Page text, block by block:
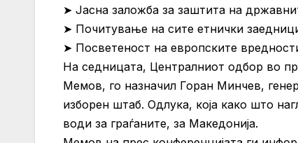
➤ Јасна заложба за заштита на
➤ Почитување на сите етнички
➤ Посветеност на европските
На седницата, Централниот одбор во
Мемов, го назначил Горан Минчев,
изборен штаб. Одлука, која како што
води за граѓаните, за Македонија.